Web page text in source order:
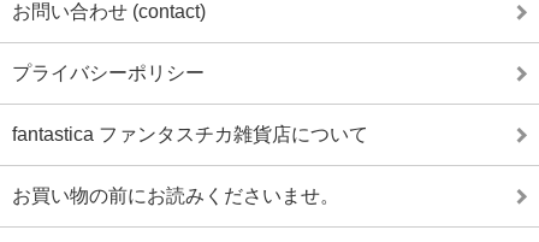
お問い合わせ (contact)
プライバシーポリシー
fantastica ファンタスチカ雑貨店について
お買い物の前にお読みくださいませ。